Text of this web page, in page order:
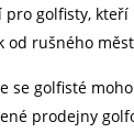
golfisty,
od rušného
se golfisté
prodejny